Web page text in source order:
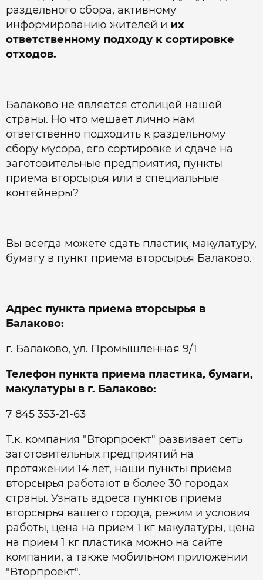
раздельного сбора, активному
информированию жителей и их
ответственному подходу к сортировке
отходов.
Балаково не является столицей нашей
страны. Но что мешает лично нам
ответственно подходить к раздельному
сбору мусора, его сортировке и сдаче на
заготовительные предприятия, пункты
приема вторсырья или в специальные
контейнеры?
Вы всегда можете сдать пластик, макулатуру,
бумагу в пункт приема вторсырья Балаково.
Адрес пункта приема вторсырья в
Балаково:
г. Балаково, ул. Промышленная 9/1
Телефон пункта приема пластика, бумаги,
макулатуры в г. Балаково:
7 845 353-21-63
Т.к. компания "Вторпроект" развивает сеть
заготовительных предприятий на
протяжении 14 лет, наши пункты приема
вторсырья работают в более 30 городах
страны. Узнать адреса пунктов приема
вторсырья вашего города, режим и условия
работы, цена на прием 1 кг макулатуры, цена
на прием 1 кг пластика можно на сайте
компании, а также мобильном приложении
"Вторпроект".